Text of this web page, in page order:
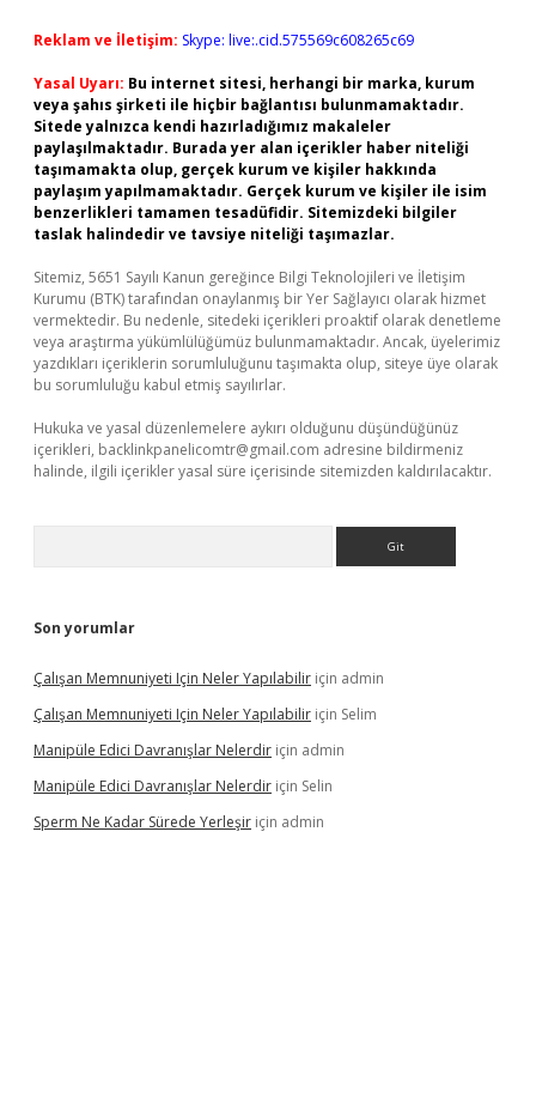
Reklam ve İletişim: Skype: live:.cid.575569c608265c69
Yasal Uyarı: Bu internet sitesi, herhangi bir marka, kurum
veya şahıs şirketi ile hiçbir bağlantısı bulunmamaktadır.
Sitede yalnızca kendi hazırladığımız makaleler
paylaşılmaktadır. Burada yer alan içerikler haber niteliği
taşımamakta olup, gerçek kurum ve kişiler hakkında
paylaşım yapılmamaktadır. Gerçek kurum ve kişiler ile isim
benzerlikleri tamamen tesadüfidir. Sitemizdeki bilgiler
taslak halindedir ve tavsiye niteliği taşımazlar.
Sitemiz, 5651 Sayılı Kanun gereğince Bilgi Teknolojileri ve İletişim
Kurumu (BTK) tarafından onaylanmış bir Yer Sağlayıcı olarak hizmet
vermektedir. Bu nedenle, sitedeki içerikleri proaktif olarak denetleme
veya araştırma yükümlülüğümüz bulunmamaktadır. Ancak, üyelerimiz
yazdıkları içeriklerin sorumluluğunu taşımakta olup, siteye üye olarak
bu sorumluluğu kabul etmiş sayılırlar.
Hukuka ve yasal düzenlemelere aykırı olduğunu düşündüğünüz
içerikleri, backlinkpanelicomtr@gmail.com adresine bildirmeniz
halinde, ilgili içerikler yasal süre içerisinde sitemizden kaldırılacaktır.
Son yorumlar
Çalışan Memnuniyeti Için Neler Yapılabilir için admin
Çalışan Memnuniyeti Için Neler Yapılabilir için Selim
Manipüle Edici Davranışlar Nelerdir için admin
Manipüle Edici Davranışlar Nelerdir için Selin
Sperm Ne Kadar Sürede Yerleşir için admin